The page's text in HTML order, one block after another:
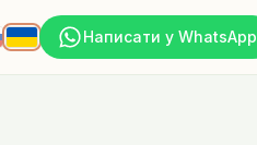
Написати у WhatsApp